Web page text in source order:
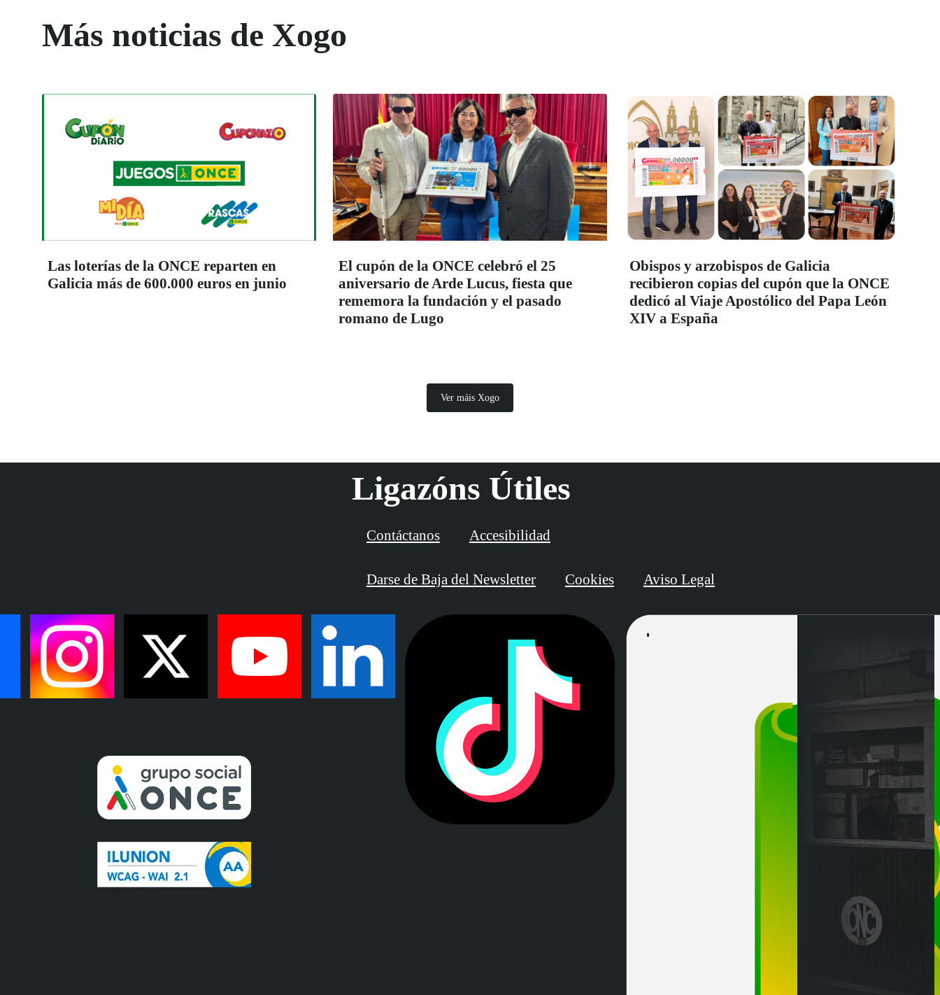
Más noticias de Xogo
Las loterías de la ONCE reparten en
Galicia más de 600.000 euros en junio
El cupón de la ONCE celebró el 25
aniversario de Arde Lucus, fiesta que
rememora la fundación y el pasado
romano de Lugo
Obispos y arzobispos de Galicia
recibieron copias del cupón que la ONCE
dedicó al Viaje Apostólico del Papa León
XIV a España
Ver máis Xogo
Ligazóns Útiles
Contáctanos Accesibilidad
Darse de Baja del Newsletter Cookies Aviso Legal